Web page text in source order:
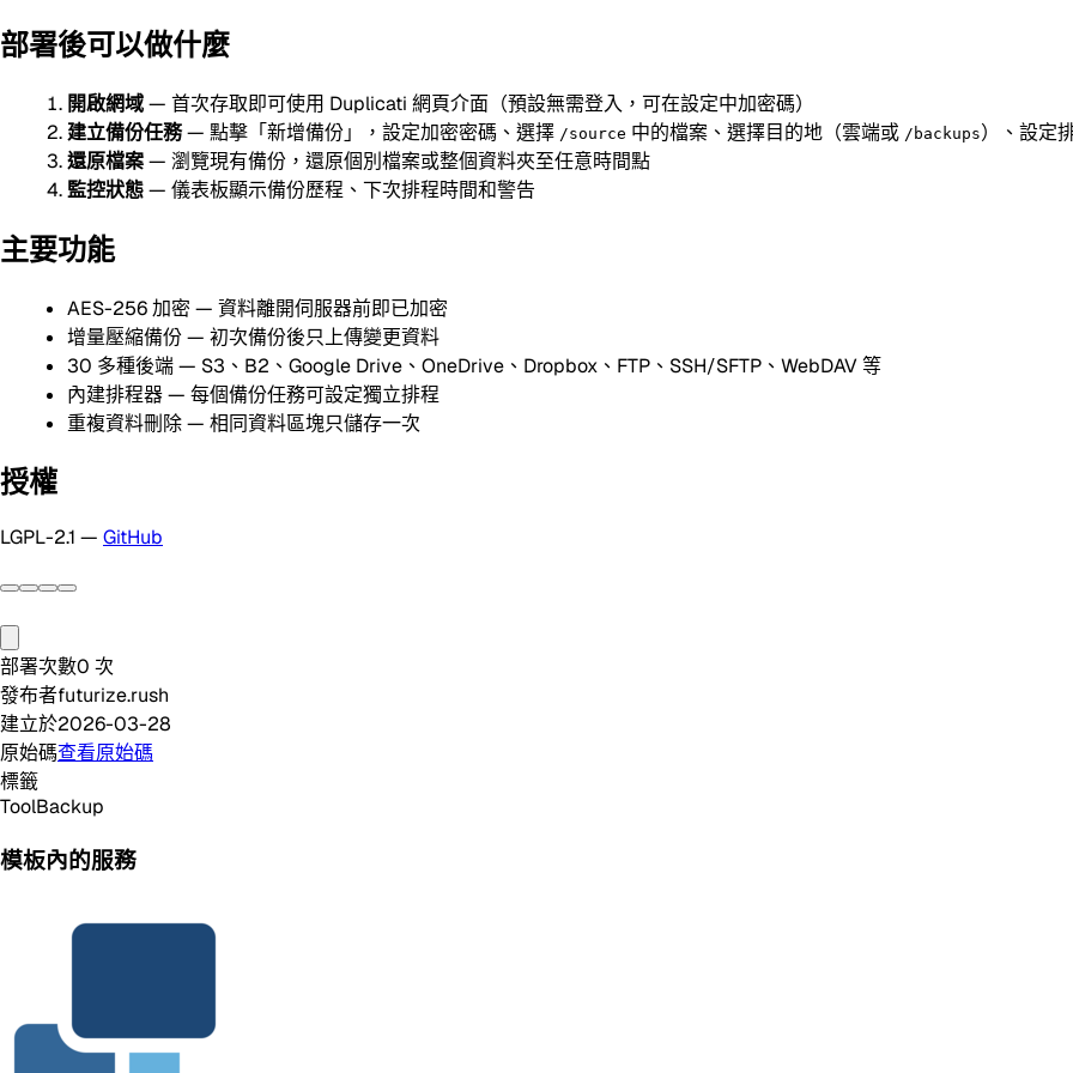
部署後可以做什麼
開啟網域— 首次存取即可使用 Duplicati 網頁介面（預設無需登入，可在設定中加密碼）
建立備份任務— 點擊「新增備份」，設定加密密碼、選擇 /source 中的檔案、選擇目的地（雲端或 /backups）、設定
還原檔案— 瀏覽現有備份，還原個別檔案或整個資料夾至任意時間點
監控狀態— 儀表板顯示備份歷程、下次排程時間和警告
主要功能
AES-256 加密 — 資料離開伺服器前即已加密
增量壓縮備份 — 初次備份後只上傳變更資料
30 多種後端 — S3、B2、Google Drive、OneDrive、Dropbox、FTP、SSH/SFTP、WebDAV 等
內建排程器 — 每個備份任務可設定獨立排程
重複資料刪除 — 相同資料區塊只儲存一次
授權
LGPL-2.1 — GitHub
部署次數0 次
發布者futurize.rush
建立於2026-03-28
原始碼查看原始碼
標籤
ToolBackup
模板內的服務